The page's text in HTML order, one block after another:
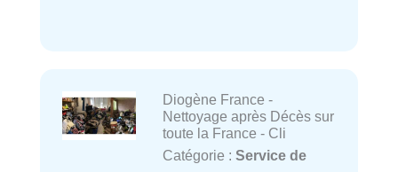
Diogène France -
Nettoyage après Décès sur
toute la France - Cli
Catégorie : Service de